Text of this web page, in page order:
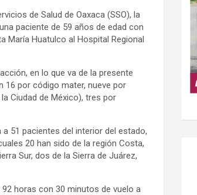
de Salud de Oaxaca (SSO), la
paciente de 59 años de edad con
María Huatulco al Hospital Regional
en lo que va de la presente
16 por código mater, nueve por
Ciudad de México), tres por
51 pacientes del interior del estado,
20 han sido de la región Costa,
Sur, dos de la Sierra de Juárez,
horas con 30 minutos de vuelo a